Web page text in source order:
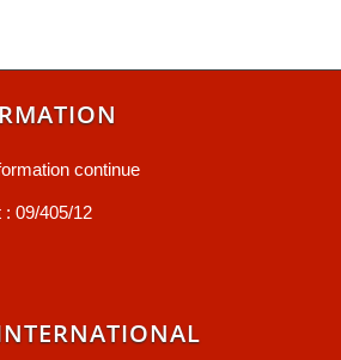
continue
: 09/405/12